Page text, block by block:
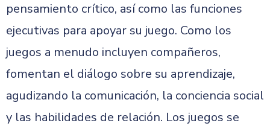
pensamiento crítico, así como las funciones
ejecutivas para apoyar su juego. Como los
juegos a menudo incluyen compañeros,
fomentan el diálogo sobre su aprendizaje,
agudizando la comunicación, la conciencia social
y las habilidades de relación. Los juegos se